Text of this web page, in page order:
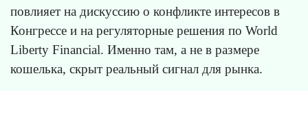
повлияет на дискуссию о конфликте интересов в
Конгрессе и на регуляторные решения по World
Liberty Financial. Именно там, а не в размере
кошелька, скрыт реальный сигнал для рынка.